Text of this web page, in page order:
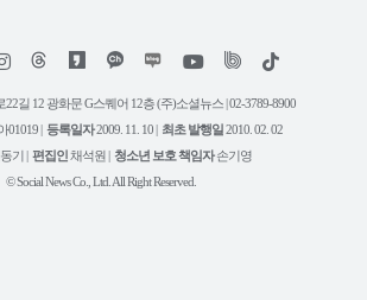
인
타
램
위
트
유
튜
틱
길 12 광화문 G스퀘어 12층 (주)소셜뉴스 | 02-3789-8900
01019 | 등록일자2009. 11. 10 | 최초 발행일2010. 02. 02
기 | 편집인채석원 | 청소년 보호 책임자손기영
© Social News Co., Ltd. All Right Reserved.